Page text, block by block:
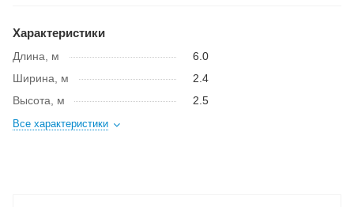
Характеристики
Длина, м
6.0
Ширина, м
2.4
Высота, м
2.5
Все характеристики